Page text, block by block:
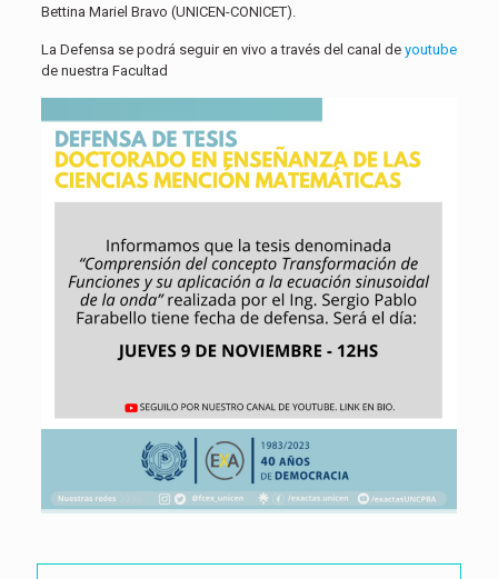
Bettina Mariel Bravo (UNICEN-CONICET).
La Defensa se podrá seguir en vivo a través del canal de youtube
de nuestra Facultad